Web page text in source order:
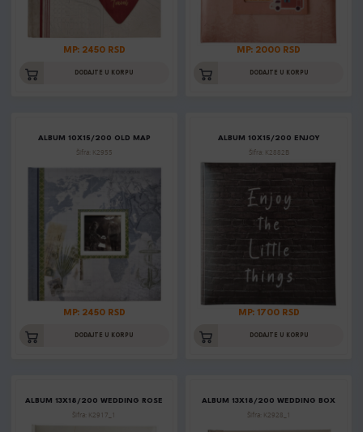
MP: 2450 RSD
DODAJTE U KORPU
MP: 2000 RSD
DODAJTE U KORPU
ALBUM 10X15/200 OLD MAP
Šifra: K2955
MP: 2450 RSD
DODAJTE U KORPU
ALBUM 10X15/200 ENJOY
Šifra: K2882B
MP: 1700 RSD
DODAJTE U KORPU
ALBUM 13X18/200 WEDDING ROSE
Šifra: K2917_1
ALBUM 13X18/200 WEDDING BOX
Šifra: K2928_1